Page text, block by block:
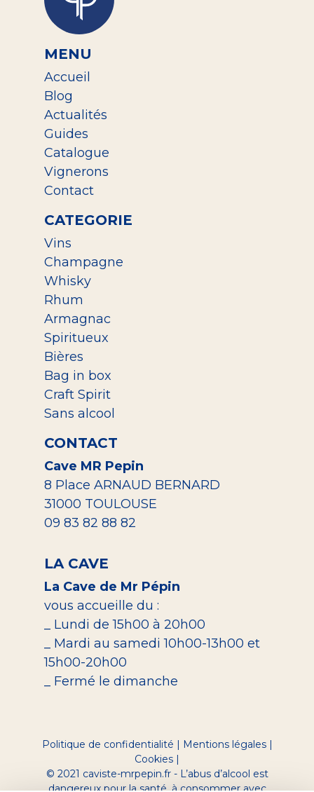
MENU
Accueil
Blog
Actualités
Guides
Catalogue
Vignerons
Contact
CATEGORIE
Vins
Champagne
Whisky
Rhum
Armagnac
Spiritueux
Bières
Bag in box
Craft Spirit
Sans alcool
CONTACT
Cave MR Pepin
8 Place ARNAUD BERNARD
31000 TOULOUSE
09 83 82 88 82
LA CAVE
La Cave de Mr Pépin
vous accueille du :
_ Lundi de 15h00 à 20h00
_ Mardi au samedi 10h00-13h00 et
15h00-20h00
_ Fermé le dimanche
Politique de confidentialité | Mentions légales|
Cookies |
© 2021 caviste-mrpepin.fr - L’abus d’alcool est
dangereux pour la santé, à consommer avec